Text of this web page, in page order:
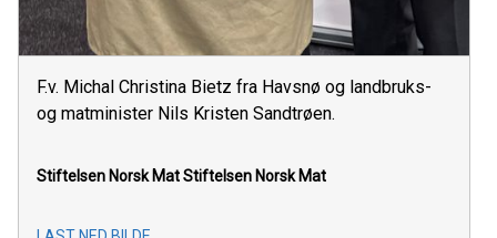
F.v. Michal Christina Bietz fra Havsnø og landbruks-
og matminister Nils Kristen Sandtrøen.
Stiftelsen Norsk MatStiftelsen Norsk Mat